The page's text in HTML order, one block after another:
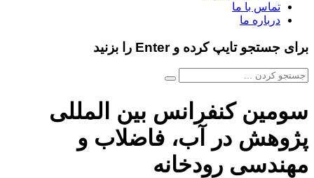
تماس با ما
درباره ما
برای جستجو تایپ کرده و Enter را بزنید
سومین کنفرانس بین المللی
پژوهش در آب، فاضلاب و
مهندسی رودخانه